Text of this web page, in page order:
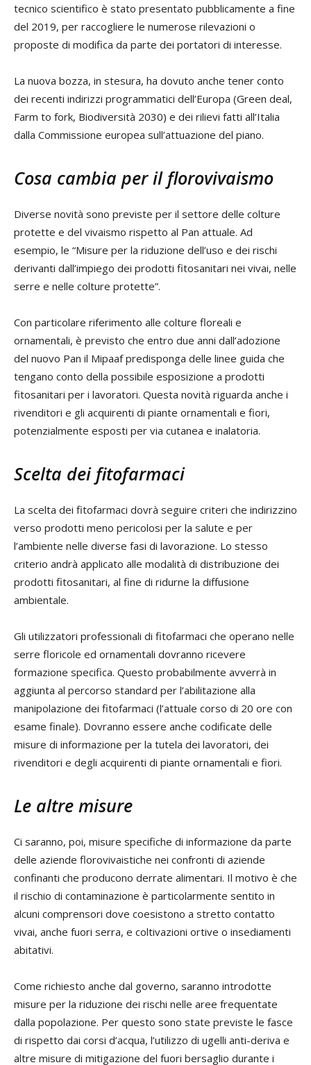
tecnico scientifico è stato presentato pubblicamente a fine
del 2019, per raccogliere le numerose rilevazioni o
proposte di modifica da parte dei portatori di interesse.
La nuova bozza, in stesura, ha dovuto anche tener conto
dei recenti indirizzi programmatici dell’Europa (Green deal,
Farm to fork, Biodiversità 2030) e dei rilievi fatti all’Italia
dalla Commissione europea sull’attuazione del piano.
Cosa cambia per il florovivaismo
Diverse novità sono previste per il settore delle colture
protette e del vivaismo rispetto al Pan attuale. Ad
esempio, le “Misure per la riduzione dell’uso e dei rischi
derivanti dall’impiego dei prodotti fitosanitari nei vivai, nelle
serre e nelle colture protette”.
Con particolare riferimento alle colture floreali e
ornamentali, è previsto che entro due anni dall’adozione
del nuovo Pan il Mipaaf predisponga delle linee guida che
tengano conto della possibile esposizione a prodotti
fitosanitari per i lavoratori. Questa novità riguarda anche i
rivenditori e gli acquirenti di piante ornamentali e fiori,
potenzialmente esposti per via cutanea e inalatoria.
Scelta dei fitofarmaci
La scelta dei fitofarmaci dovrà seguire criteri che indirizzino
verso prodotti meno pericolosi per la salute e per
l’ambiente nelle diverse fasi di lavorazione. Lo stesso
criterio andrà applicato alle modalità di distribuzione dei
prodotti fitosanitari, al fine di ridurne la diffusione
ambientale.
Gli utilizzatori professionali di fitofarmaci che operano nelle
serre floricole ed ornamentali dovranno ricevere
formazione specifica. Questo probabilmente avverrà in
aggiunta al percorso standard per l’abilitazione alla
manipolazione dei fitofarmaci (l’attuale corso di 20 ore con
esame finale). Dovranno essere anche codificate delle
misure di informazione per la tutela dei lavoratori, dei
rivenditori e degli acquirenti di piante ornamentali e fiori.
Le altre misure
Ci saranno, poi, misure specifiche di informazione da parte
delle aziende florovivaistiche nei confronti di aziende
confinanti che producono derrate alimentari. Il motivo è che
il rischio di contaminazione è particolarmente sentito in
alcuni comprensori dove coesistono a stretto contatto
vivai, anche fuori serra, e coltivazioni ortive o insediamenti
abitativi.
Come richiesto anche dal governo, saranno introdotte
misure per la riduzione dei rischi nelle aree frequentate
dalla popolazione. Per questo sono state previste le fasce
di rispetto dai corsi d’acqua, l’utilizzo di ugelli anti-deriva e
altre misure di mitigazione del fuori bersaglio durante i